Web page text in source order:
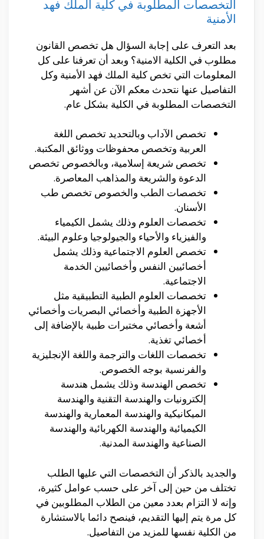
التخصصات المطلوبة في كلية الملك فهد
الأمنية
بعد التعرف على إجابة السؤال هل تخصص القانون
مطلوب في الكلية الامنية؟ وبعد أن تعرفنا على كل
المعلومات التي تخص كلية الملك فهد الأمنية وكل
التفاصيل عنها نتحدث معكم الآن عن أشهر
التخصصات المطلوبة في الكلية بشكل عام.
تخصص الآداب وبالتحديد تخصص اللغة
العربية وتخصص محفوظات ووثائق المكتبة.
تخصص شريعة إسلامية، وبالخصوص تخصص
الدعوة والشريعة والمذاهب المعاصرة.
تخصصات الطب والخصوص تخصص طب
الأسنان.
تخصصات العلوم وذلك يشمل الكيمياء
والفيزياء والأحياء والجيولوجيا وعلوم البيئة.
تخصص العلوم الاجتماعية وذلك يشمل
أخصائيين النفس وأخصائيين الخدمة
الاجتماعية.
تخصصات العلوم الطبية التطبيقية مثل
الأجهزة الطبية وأخصائي البصريات وأخصائي
أشعة وأخصائي مختبرات طبية بالإضافة إلى
أخصائي تغذية.
تخصصات اللغات والترجمة واللغة الإنجليزية
والفرنسية بوجه الخصوص.
تخصص الهندسة وذلك يشمل هندسة
إلكترونيات والهندسة التقنية والهندسة
الميكانيكية والهندسة المعمارية والهندسة
الكيميائية والهندسة الكهربائية والهندسة
الصناعية والهندسة المدنية.
والجديد بالذكر أن التخصصات التي عليها الطلب
تختلف من حين إلى آخر على حسب عوامل كثيرة،
وإنه لا التزام بعدد معين من الطلاب المطلوبين في
كل مرة يتم إليها التقديم، فينصح دائما بالاستشارة
من الكلية نفسها للمزيد من التفاصيل.